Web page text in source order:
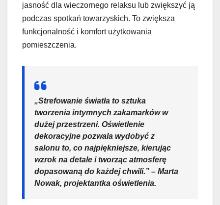
jasność dla wieczornego relaksu lub zwiększyć ją
podczas spotkań towarzyskich. To zwiększa
funkcjonalność i komfort użytkowania
pomieszczenia.
„Strefowanie światła to sztuka
tworzenia intymnych zakamarków w
dużej przestrzeni. Oświetlenie
dekoracyjne pozwala wydobyć z
salonu to, co najpiękniejsze, kierując
wzrok na detale i tworząc atmosferę
dopasowaną do każdej chwili.” – Marta
Nowak, projektantka oświetlenia.